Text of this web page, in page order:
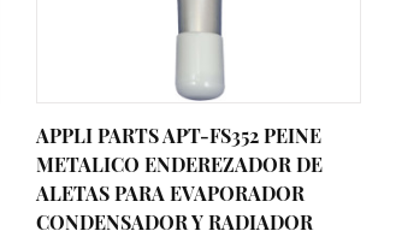
APPLI PARTS APT-FS352 PEINE
METALICO ENDEREZADOR DE
ALETAS PARA EVAPORADOR
CONDENSADOR Y RADIADOR